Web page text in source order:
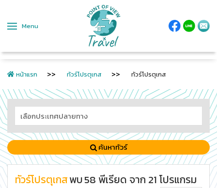
Menu
หน้าแรก ทัวร์โปรตุเกส ทัวร์โปรตุเกส
ค้นหาทัวร์
ทัวร์โปรตุเกสพบ58 พีเรียด จาก 21โปรแกรม